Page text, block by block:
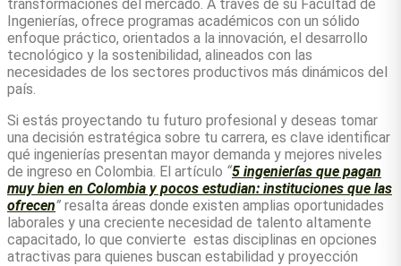
transformaciones del mercado. A través de su Facultad de
Ingenierías, ofrece programas académicos con un sólido
enfoque práctico, orientados a la innovación, el desarrollo
tecnológico y la sostenibilidad, alineados con las
necesidades de los sectores productivos más dinámicos del
país.
Si estás proyectando tu futuro profesional y deseas tomar
una decisión estratégica sobre tu carrera, es clave identificar
qué ingenierías presentan mayor demanda y mejores niveles
de ingreso en Colombia. El artículo “5 ingenierías que pagan
muy bien en Colombia y pocos estudian: instituciones que las
ofrecen” resalta áreas donde existen amplias oportunidades
laborales y una creciente necesidad de talento altamente
capacitado, lo que convierte estas disciplinas en opciones
atractivas para quienes buscan estabilidad y proyección